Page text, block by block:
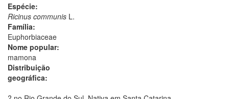
Espécie:
Ricinus communis L.
Família:
Euphorbiaceae
Nome popular:
mamona
Distribuição
geográfica: